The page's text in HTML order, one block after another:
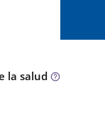
la salud